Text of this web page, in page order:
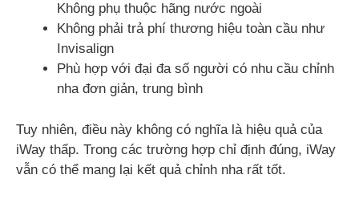
Không phụ thuộc hãng nước ngoài
Không phải trả phí thương hiệu toàn cầu như
Invisalign
Phù hợp với đại đa số người có nhu cầu chỉnh
nha đơn giản, trung bình
Tuy nhiên, điều này không có nghĩa là hiệu quả của
iWay thấp. Trong các trường hợp chỉ định đúng, iWay
vẫn có thể mang lại kết quả chỉnh nha rất tốt.